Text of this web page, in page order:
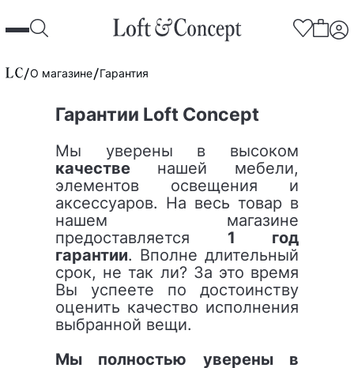
О магазине Гарантия
Гарантии Loft Concept
Мы уверены в высоком
качестве нашей мебели,
элементов освещения и
аксессуаров. На весь товар в
нашем магазине
предоставляется 1 год
гарантии. Вполне длительный
срок, не так ли? За это время
Вы успеете по достоинству
оценить качество исполнения
выбранной вещи.
Мы полностью уверены в